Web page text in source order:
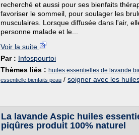
recherché et aussi pour ses bienfaits
favoriser le sommeil, pour soulager les
musculaires. Lorsque diffusée dans l'air,
personne malade et le...
Voir la suite
Par : Infospourtoi
Thèmes liés : huiles essentielles de lavande
essentielle bienfaits peau / soigner avec les
La lavande Aspic huiles
piqûres produit 100% naturel